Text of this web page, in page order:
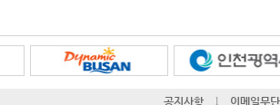
공지사항 l 이메일무